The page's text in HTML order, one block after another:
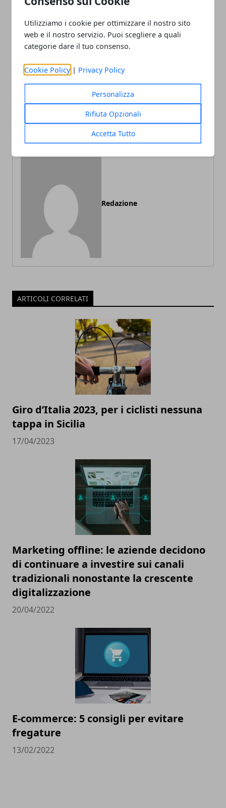
Utilizziamo i cookie per ottimizzare il nostro sito
web e il nostro servizio. Puoi scegliere a quali
categorie dare il tuo consenso.
Cookie Policy | Privacy Policy
Personalizza
Rifiuta Opzionali
Accetta Tutto
FacebookTwitterWhatsapp
l’equilibrio segreto
perfetta
scomparsa delle scuole in
Redazione
ARTICOLI CORRELATI
Giro d’Italia 2023, per i ciclisti nessuna
tappa in Sicilia
17/04/2023
Marketing offline: le aziende decidono
di continuare a investire sui canali
tradizionali nonostante la crescente
digitalizzazione
20/04/2022
E-commerce: 5 consigli per evitare
fregature
13/02/2022